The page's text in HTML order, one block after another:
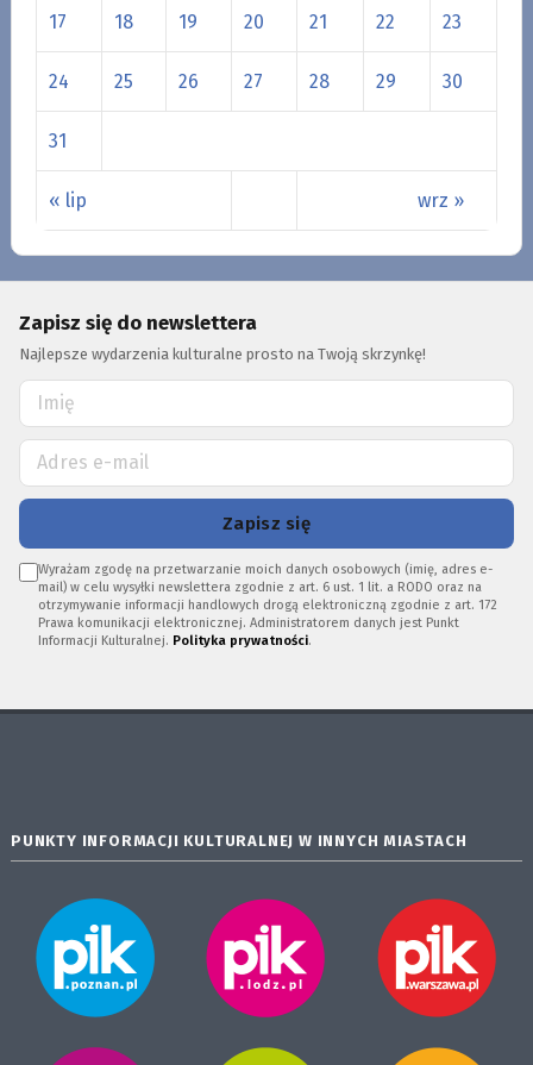
« lip wrz »
17 18 19 20 21 22 23
24 25 26 27 28 29 30
31
Zapisz się do newslettera
Najlepsze wydarzenia kulturalne prosto na Twoją skrzynkę!
Zapisz się
Wyrażam zgodę na przetwarzanie moich danych osobowych (imię, adres e-
mail) w celu wysyłki newslettera zgodnie z art. 6 ust. 1 lit. a RODO oraz na
otrzymywanie informacji handlowych drogą elektroniczną zgodnie z art. 172
Prawa komunikacji elektronicznej. Administratorem danych jest Punkt
Informacji Kulturalnej. Polityka prywatności.
PUNKTY INFORMACJI KULTURALNEJ W INNYCH MIASTACH